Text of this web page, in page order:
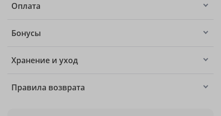
Оплата
Бонусы
Хранение и уход
Правила возврата